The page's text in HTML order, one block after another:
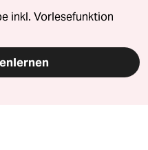
inkl. Vorlesefunktion